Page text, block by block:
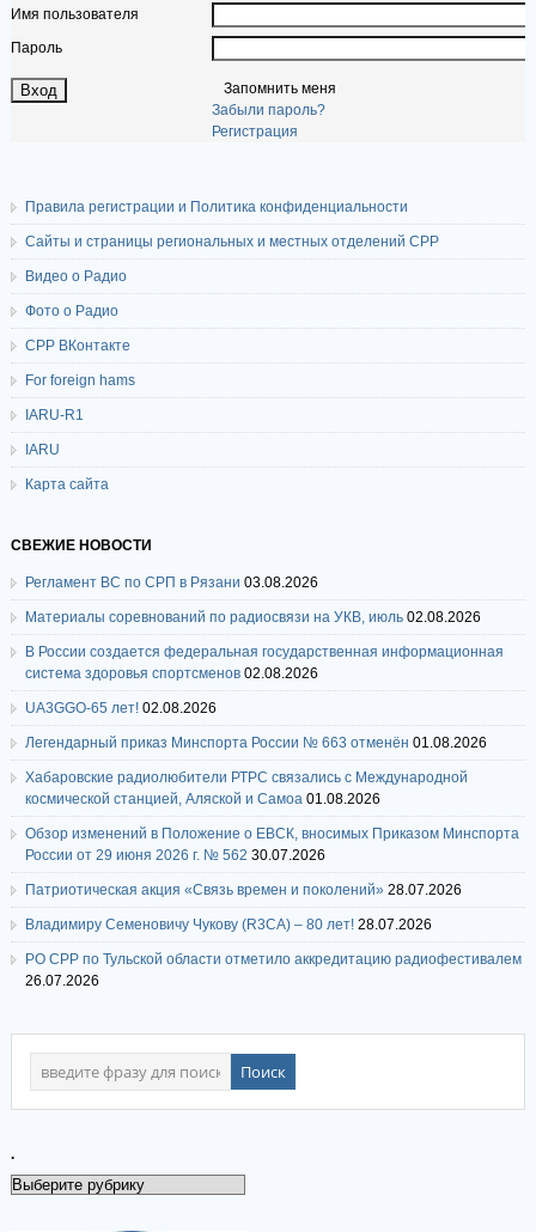
Имя пользователя
Пароль
Запомнить меня
Забыли пароль?
Регистрация
Правила регистрации и Политика конфиденциальности
Сайты и страницы региональных и местных отделений СРР
Видео о Радио
Фото о Радио
СРР ВКонтакте
For foreign hams
IARU-R1
IARU
Карта сайта
СВЕЖИЕ НОВОСТИ
Регламент ВС по СРП в Рязани 03.08.2026
Материалы соревнований по радиосвязи на УКВ, июль 02.08.2026
В России создается федеральная государственная информационная
система здоровья спортсменов 02.08.2026
UA3GGO-65 лет! 02.08.2026
Легендарный приказ Минспорта России № 663 отменён 01.08.2026
Хабаровские радиолюбители РТРС связались с Международной
космической станцией, Аляской и Самоа 01.08.2026
Обзор изменений в Положение о ЕВСК, вносимых Приказом Минспорта
России от 29 июня 2026 г. № 562 30.07.2026
Патриотическая акция «Связь времен и поколений» 28.07.2026
Владимиру Семеновичу Чукову (R3CA) – 80 лет! 28.07.2026
РО СРР по Тульской области отметило аккредитацию радиофестивалем
26.07.2026
.